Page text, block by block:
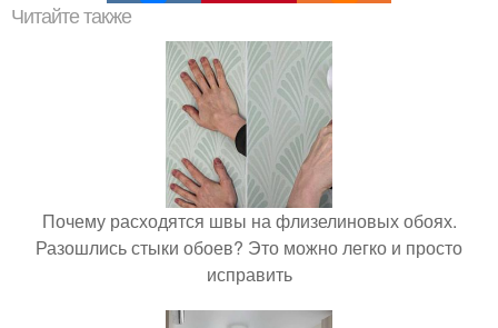
Читайте также
Почему расходятся швы на флизелиновых обоях.
Разошлись стыки обоев? Это можно легко и просто
исправить